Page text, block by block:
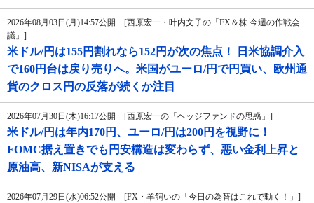
2026年08月03日(月)14:57公開 [西原宏一・叶内文子の「FX＆株 今週の作戦会
議」]
米ドル/円は155円割れなら152円が次の焦点！ 日米協調介入
で160円台は戻り売りへ。米国がユーロ/円で円買い、欧州通
貨のクロス円の反落が続くか注目
2026年07月30日(木)16:17公開 [西原宏一の「ヘッジファンドの思惑」]
米ドル/円は年内170円、ユーロ/円は200円を視野に！
FOMC据え置きでも円安構造は変わらず、悪い金利上昇と
原油高、新NISAが支える
2026年07月29日(水)06:52公開 [FX・羊飼いの「今日の為替はこれで動く！」]